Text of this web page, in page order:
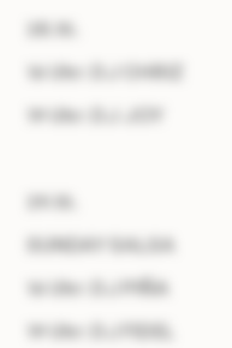
28.10.
16 Uhr: DJ CHRIZ
19 Uhr: DJ JOY
29.10.
SUNDAY SALSA
16 Uhr: DJ PIÑA
19 Uhr: DJ FIDEL